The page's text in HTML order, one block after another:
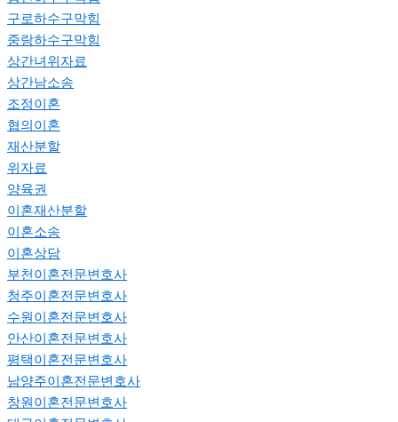
구로하수구막힘
중랑하수구막힘
상간녀위자료
상간남소송
조정이혼
협의이혼
재산분할
위자료
양육권
이혼재산분할
이혼소송
이혼상담
부천이혼전문변호사
청주이혼전문변호사
수원이혼전문변호사
안산이혼전문변호사
평택이혼전문변호사
남양주이혼전문변호사
창원이혼전문변호사